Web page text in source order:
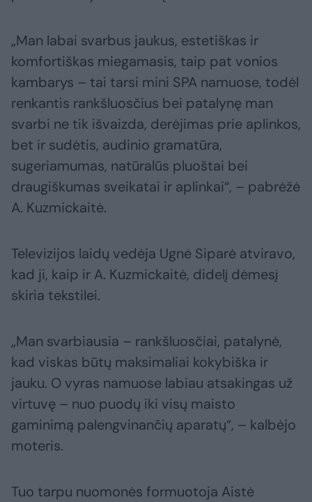
„Man labai svarbus jaukus, estetiškas ir
komfortiškas miegamasis, taip pat vonios
kambarys – tai tarsi mini SPA namuose, todėl
renkantis rankšluosčius bei patalynę man
svarbi ne tik išvaizda, derėjimas prie aplinkos,
bet ir sudėtis, audinio gramatūra,
sugeriamumas, natūralūs pluoštai bei
draugiškumas sveikatai ir aplinkai“, – pabrėžė
A. Kuzmickaitė.
Televizijos laidų vedėja Ugnė Siparė atviravo,
kad ji, kaip ir A. Kuzmickaitė, didelį dėmesį
skiria tekstilei.
„Man svarbiausia – rankšluosčiai, patalynė,
kad viskas būtų maksimaliai kokybiška ir
jauku. O vyras namuose labiau atsakingas už
virtuvę – nuo puodų iki visų maisto
gaminimą palengvinančių aparatų“, – kalbėjo
moteris.
Tuo tarpu nuomonės formuotoja Aistė